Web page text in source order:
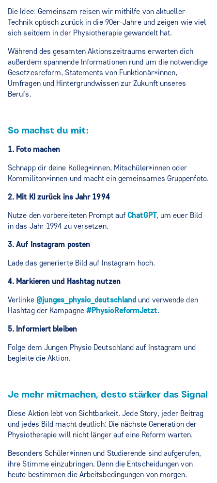
Die Idee: Gemeinsam reisen wir mithilfe von aktueller
Technik optisch zurück in die 90er-Jahre und zeigen wie viel
sich seitdem in der Physiotherapie gewandelt hat.
Während des gesamten Aktionszeitraums erwarten dich
außerdem spannende Informationen rund um die notwendige
Gesetzesreform, Statements von Funktionär*innen,
Umfragen und Hintergrundwissen zur Zukunft unseres
Berufs.
So machst du mit:
1. Foto machen
Schnapp dir deine Kolleg*innen, Mitschüler*innen oder
Kommiliton*innen und macht ein gemeinsames Gruppenfoto.
2. Mit KI zurück ins Jahr 1994
Nutze den vorbereiteten Prompt aufChatGPT, um euer Bild
in das Jahr 1994 zu versetzen.
3. Auf Instagram posten
Lade das generierte Bild auf Instagram hoch.
4. Markieren und Hashtag nutzen
Verlinke @junges_physio_deutschland und verwende den
Hashtag der Kampagne #PhysioReformJetzt.
5. Informiert bleiben
Folge dem Jungen Physio Deutschland auf Instagram und
begleite die Aktion.
Je mehr mitmachen, desto stärker das Signal
Diese Aktion lebt von Sichtbarkeit. Jede Story, jeder Beitrag
und jedes Bild macht deutlich: Die nächste Generation der
Physiotherapie will nicht länger auf eine Reform warten.
Besonders Schüler*innen und Studierende sind aufgerufen,
ihre Stimme einzubringen. Denn die Entscheidungen von
heute bestimmen die Arbeitsbedingungen von morgen.